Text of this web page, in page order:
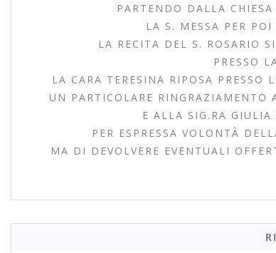
PARTENDO DALLA
LA S. MESSA PER
LA RECITA DEL S. ROSARIO
PRESSO
LA CARA TERESINA RIPOSA
UN PARTICOLARE
E ALLA SIG.RA GIULIA
PER ESPRESSA VOLONTÀ
MA DI DEVOLVERE EVENTUALI